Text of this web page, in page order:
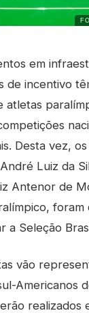
em
de incentivo
atletas
Desta vez,
Luiz da
Antenor de
foram
a Seleção
vão
Americanos
realizados